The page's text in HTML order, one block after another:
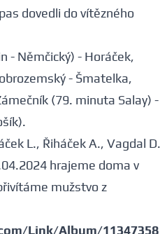
dovedli do vítězného
- Němčický) - Horáček,
- Šmatelka,
(79. minuta Salay) -
L., Řiháček A., Vagdal D.
hrajeme doma v
mužstvo z
Link/Album/11347358